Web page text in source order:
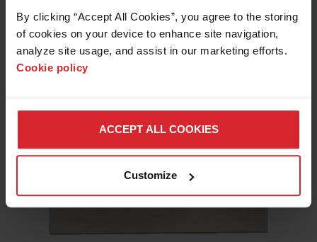
By clicking “Accept All Cookies”, you agree to the storing
of cookies on your device to enhance site navigation,
analyze site usage, and assist in our marketing efforts.
Cookie policy
ACCEPT ALL COOKIES
Customize
钛以及许多被证明难以用其他工具或工艺切割的异金
属。用水刀切割得到的棱边光滑、无烧痕、裂纹或多余
的毛刺。此外，由于水刀是一种冷切割方法，因此不存
在热影响区。